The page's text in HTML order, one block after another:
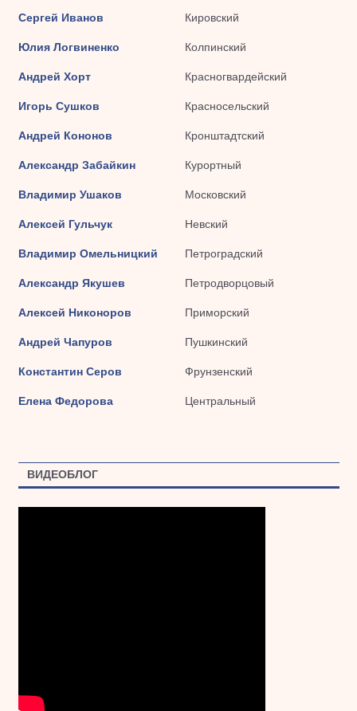
Сергей Иванов Кировский
Юлия Логвиненко Колпинский
Андрей Хорт Красногвардейский
Игорь Сушков Красносельский
Андрей Кононов Кронштадтский
Александр Забайкин Курортный
Владимир Ушаков Московский
Алексей Гульчук Невский
Владимир Омельницкий Петроградский
Александр Якушев Петродворцовый
Алексей Никоноров Приморский
Андрей Чапуров Пушкинский
Константин Серов Фрунзенский
Елена Федорова Центральный
ВИДЕОБЛОГ